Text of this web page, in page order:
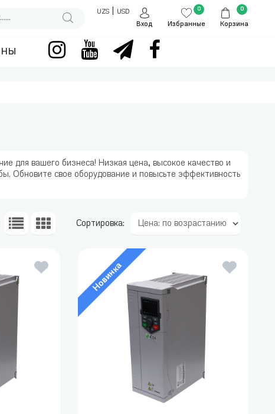
UZS|
USD
Вход
Избранные
0
Корзина
0
для вашего бизнеса! Низкая цена, высокое качество и
Обновите свое оборудование и повысьте эффективность
Сортировка:
Новинка